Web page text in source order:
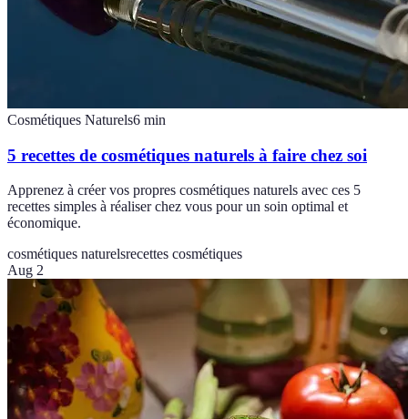
Cosmétiques Naturels6 min
5 recettes de cosmétiques naturels à faire chez soi
Apprenez à créer vos propres cosmétiques naturels avec ces 5
recettes simples à réaliser chez vous pour un soin optimal et
économique.
cosmétiques naturelsrecettes cosmétiques
Aug 2